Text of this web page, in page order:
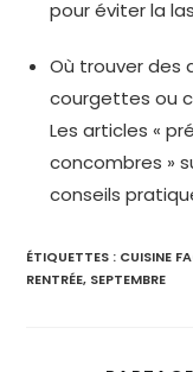
pour éviter la
Où trouver des
courgettes ou
Les articles «
concombres »
conseils
ÉTIQUETTES : CUISINE
RENTRÉE, SEPTEMBRE